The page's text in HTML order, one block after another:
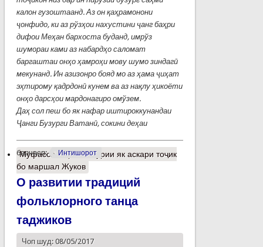
калон гузоштаанд. Аз он қаҳрамонони
ҷонфидо, ки аз рўзҳои нахустини ҷанг баҳри
дифои Меҳан бархоста буданд, имрўз
шумораи ками аз набардҳо саломат
баргаштаи онҳо ҳамроҳи мову шумо зиндагӣ
мекунанд. Ин азизонро бояд мо аз ҳама ҷиҳат
эҳтирому қадрдонӣкунем ва аз нақлу ҳикоёти
онҳо дарсҳои мардонагиро омўзем.
Даҳ сол пеш бо як нафар иштироккунандаи
Ҷанги Бузурги Ватанӣ, сокини деҳаи
барчасп: Интишорот
Муфассалтаро Вохўрии як аскари тоҷик
бо маршал Жуков
О развитии традиций
фольклорного танца
таджиков
Чоп шуд: 08/05/2017